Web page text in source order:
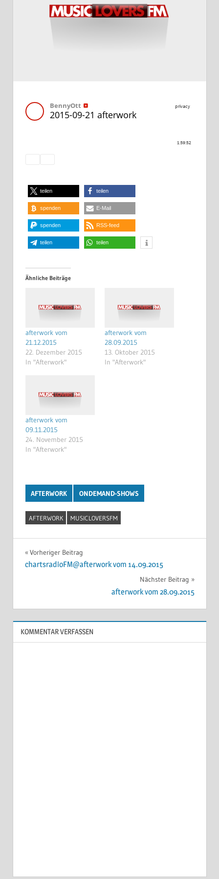
teilen teilen
spenden E-Mail
spenden RSS-feed
teilen teilen
Ähnliche Beiträge
afterwork vom
21.12.2015
22. Dezember 2015
In "Afterwork"
afterwork vom
28.09.2015
13. Oktober 2015
In "Afterwork"
afterwork vom
09.11.2015
24. November 2015
In "Afterwork"
AFTERWORK ONDEMAND-SHOWS
AFTERWORK MUSICLOVERSFM
Beitragsnavigation
Vorheriger Beitrag
chartsradioFM@afterwork vom 14.09.2015
Nächster Beitrag
afterwork vom 28.09.2015
KOMMENTAR VERFASSEN